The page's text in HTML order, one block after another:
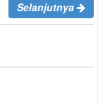
Selanjutnya